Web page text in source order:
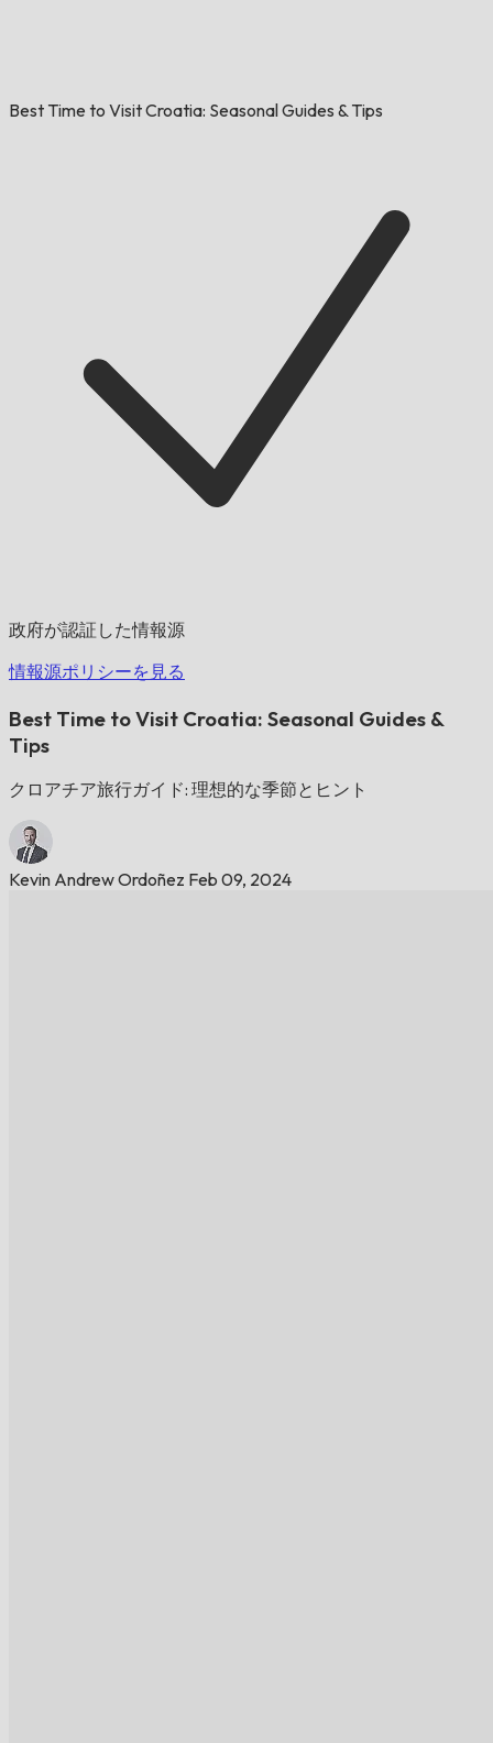
Best Time to Visit Croatia: Seasonal Guides & Tips
政府が認証した情報源
情報源ポリシーを見る
Best Time to Visit Croatia: Seasonal Guides &
Tips
クロアチア旅行ガイド: 理想的な季節とヒント
Kevin Andrew Ordoñez Feb 09, 2024